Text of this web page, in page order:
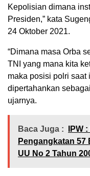
Kepolisian dimana
Presiden,” kata
24 Oktober 2021.
“Dimana masa Orba
TNI yang mana kita
maka posisi polri saat
dipertahankan
ujarnya.
Baca Juga :
IPW
Pengangkatan 57
UU No 2 Tahun